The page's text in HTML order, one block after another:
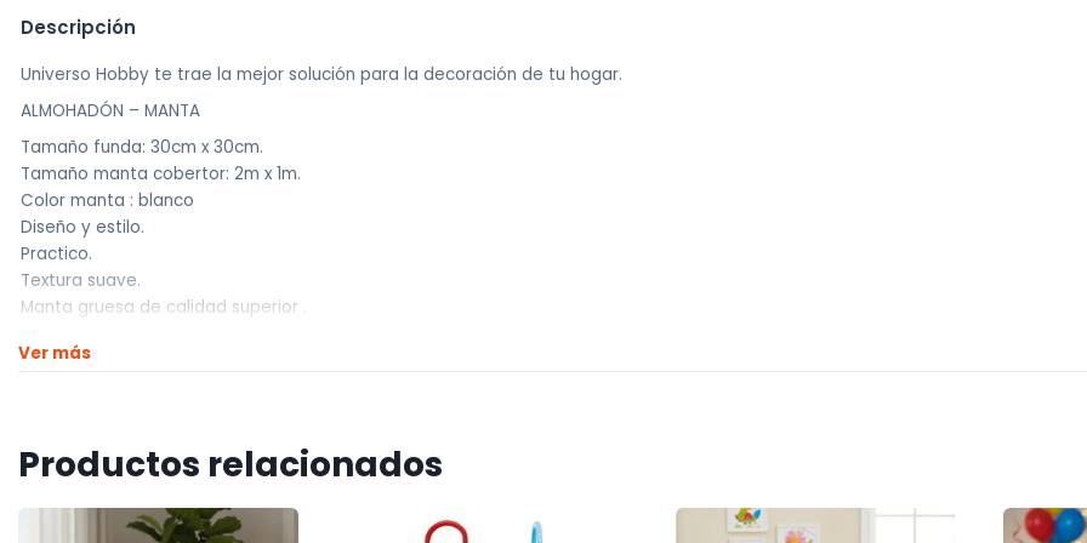
Descripción
Universo Hobby te trae la mejor solución para la decoración de tu hogar.
ALMOHADÓN – MANTA
Tamaño funda: 30cm x 30cm.
Tamaño manta cobertor: 2m x 1m.
Color manta : blanco
Diseño y estilo.
Practico.
Textura suave.
Manta gruesa de calidad superior .
Somos UNIVERSO HOBBY !!
Realizamos envíos a todo el país
Envíos dentro de Montevideo por Mercado de envíos.
Ver más
Productos relacionados